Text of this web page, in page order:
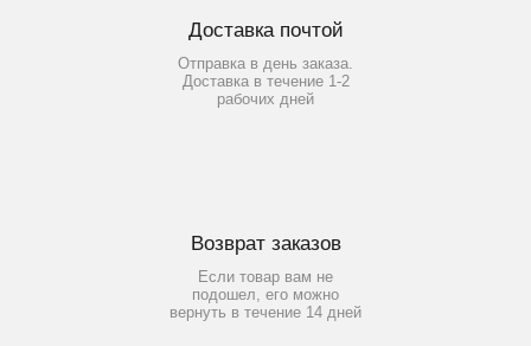
Доставка почтой
Отправка в день заказа.
Доставка в течение 1-2
рабочих дней
Возврат заказов
Если товар вам не
подошел, его можно
вернуть в течение 14 дней